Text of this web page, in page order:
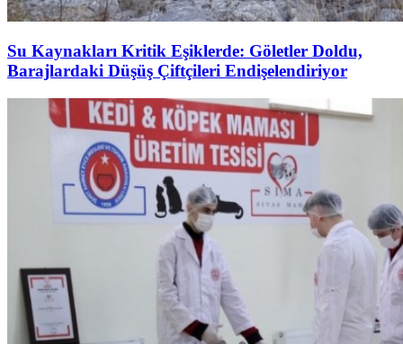
Su Kaynakları Kritik Eşiklerde: Göletler Doldu,
Barajlardaki Düşüş Çiftçileri Endişelendiriyor